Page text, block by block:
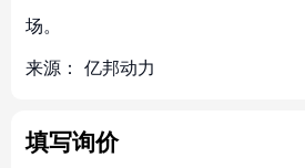
场。
来源： 亿邦动力
填写询价